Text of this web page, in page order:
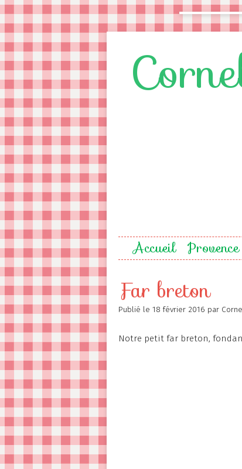
Accueil Provence
Far breton
Publié le 18 février 2016 par
Notre petit far breton,